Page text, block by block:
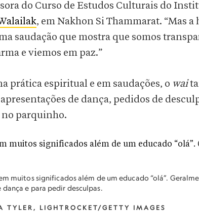
do Curso de Estudos Culturais do
, em Nakhon Si Thammarat. “Mas a
saudação que mostra que somos
e viemos em paz.”
prática espiritual e em saudações, o wai
de dança, pedidos de
no parquinho.
muitos significados além de um educado “olá”.
dança e para pedir desculpas.
TYLER, LIGHTROCKET/GETTY IMAGES